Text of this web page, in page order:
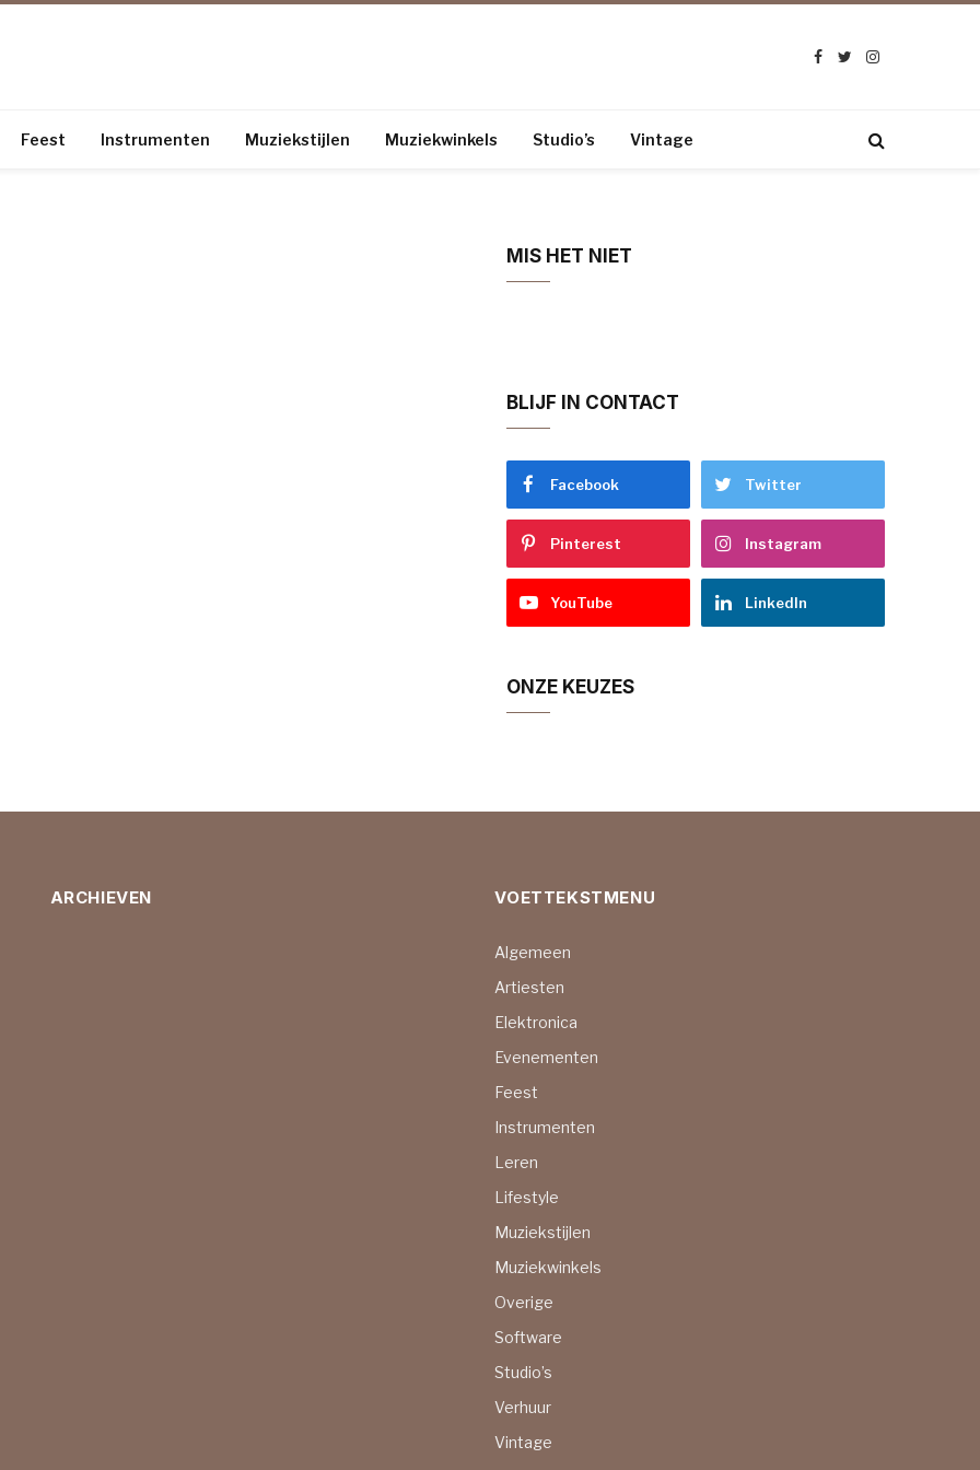
Facebook
TwitterInstagram
Feest Instrumenten Muziekstijlen Muziekwinkels Studio’s Vintage
MIS HET NIET
BLIJF IN CONTACT
Facebook Twitter
Pinterest Instagram
YouTube LinkedIn
ONZE KEUZES
ARCHIEVEN VOETTEKSTMENU
Algemeen
Artiesten
Elektronica
Evenementen
Feest
Instrumenten
Leren
Lifestyle
Muziekstijlen
Muziekwinkels
Overige
Software
Studio’s
Verhuur
Vintage